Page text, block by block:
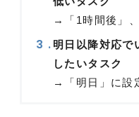
→「1時間後」
明日以降対応で
したいタスク
→「明日」に設